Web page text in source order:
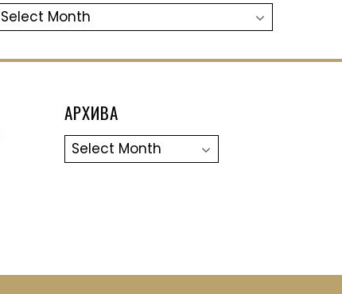
АРХИВА
АРХИВА
Архива